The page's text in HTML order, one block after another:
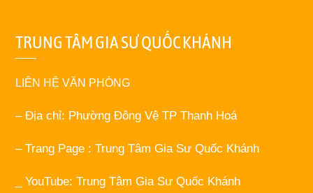
TRUNG TÂM GIA SƯ QUỐC KHÁNH
LIÊN HỆ VĂN PHÒNG
– Địa chỉ: Phường Đông Vệ TP Thanh Hoá
– Trang Page : Trung Tâm Gia Sư Quốc Khánh
_ YouTube: Trung Tâm Gia Sư Quốc Khánh